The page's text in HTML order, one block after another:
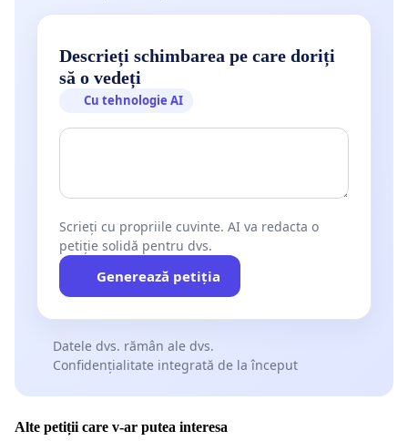
Descrieți schimbarea pe care doriți
să o vedeți
Cu tehnologie AI
Scrieți cu propriile cuvinte. AI va redacta o
petiție solidă pentru dvs.
Generează petiția
Datele dvs. rămân ale dvs.
Confidențialitate integrată de la început
Alte petiții care v-ar putea interesa